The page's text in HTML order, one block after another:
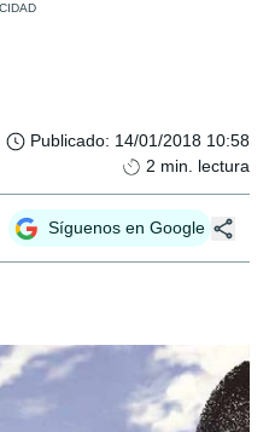
Publicado: 14/01/2018 10:58
2 min. lectura
Síguenos en Google